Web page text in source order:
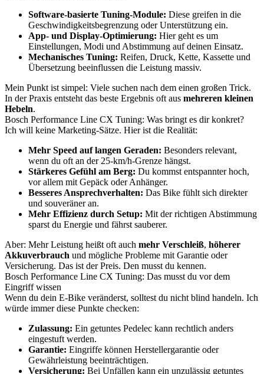
Software-basierte Tuning-Module: Diese greifen in die
Geschwindigkeitsbegrenzung oder Unterstützung ein.
App- und Display-Optimierung: Hier geht es um
Einstellungen, Modi und Abstimmung auf deinen Einsatz.
Mechanisches Tuning: Reifen, Druck, Kette, Kassette und
Übersetzung beeinflussen die Leistung massiv.
Mein Punkt ist simpel: Viele suchen nach dem einen großen Trick.
In der Praxis entsteht das beste Ergebnis oft aus mehreren kleinen
Hebeln.
Bosch Performance Line CX Tuning: Was bringt es dir konkret?
Ich will keine Marketing-Sätze. Hier ist die Realität:
Mehr Speed auf langen Geraden: Besonders relevant,
wenn du oft an der 25-km/h-Grenze hängst.
Stärkeres Gefühl am Berg: Du kommst entspannter hoch,
vor allem mit Gepäck oder Anhänger.
Besseres Ansprechverhalten: Das Bike fühlt sich direkter
und souveräner an.
Mehr Effizienz durch Setup: Mit der richtigen Abstimmung
sparst du Energie und fährst sauberer.
Aber: Mehr Leistung heißt oft auch mehr Verschleiß, höherer
Akkuverbrauch und mögliche Probleme mit Garantie oder
Versicherung. Das ist der Preis. Den musst du kennen.
Bosch Performance Line CX Tuning: Das musst du vor dem
Eingriff wissen
Wenn du dein E-Bike veränderst, solltest du nicht blind handeln. Ich
würde immer diese Punkte checken:
Zulassung: Ein getuntes Pedelec kann rechtlich anders
eingestuft werden.
Garantie: Eingriffe können Herstellergarantie oder
Gewährleistung beeinträchtigen.
Versicherung: Bei Unfällen kann ein unzulässig getuntes